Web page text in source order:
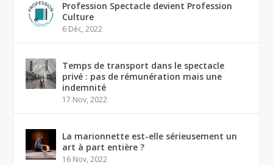
Profession Spectacle devient Profession
Culture
6 Déc, 2022
Temps de transport dans le spectacle
privé : pas de rémunération mais une
indemnité
17 Nov, 2022
La marionnette est-elle sérieusement un
art à part entière ?
16 Nov, 2022